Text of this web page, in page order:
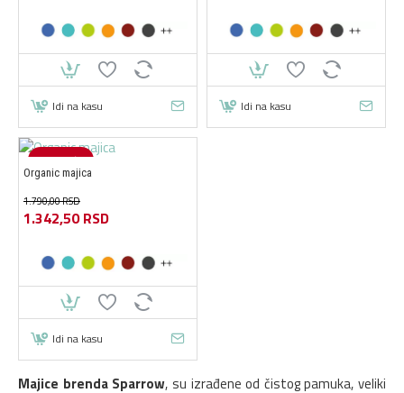
Majice brenda Sparrow, su izrađene od čistog pamuka, veliki
Idi na kasu Idi na kasu
-25 %
Organic majica
1.342,50 RSD
1.790,00 RSD
Idi na kasu